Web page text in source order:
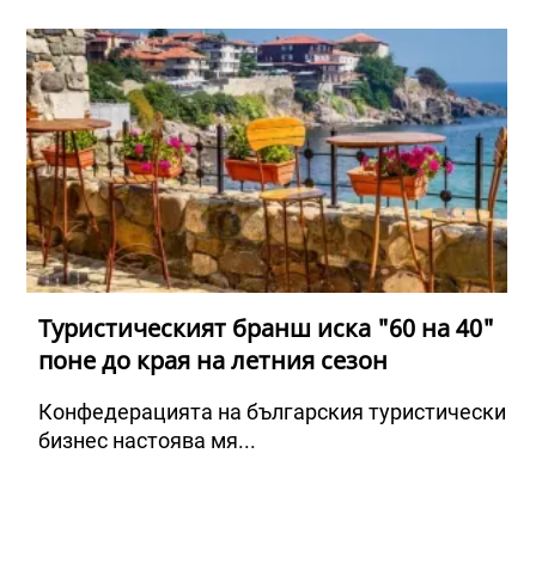
Туристическият бранш иска "60 на 40"
поне до края на летния сезон
Конфедерацията на българския туристически
бизнес настоява мя...